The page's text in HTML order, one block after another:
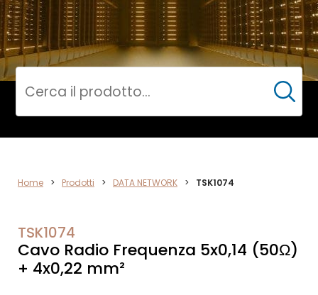
DATA
Cerca
Home > Prodotti > DATA NETWORK > TSK1074
TSK1074
Cavo Radio Frequenza 5x0,14 (50Ω)
+ 4x0,22 mm²